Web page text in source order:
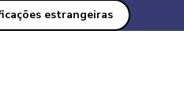
estrangeiras